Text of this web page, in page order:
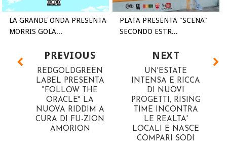
LA GRANDE ONDA PRESENTA
MORRIS GOLA...
PLATA PRESENTA "SCENA"
SECONDO ESTR...
NEXT
UN'ESTATE
INTENSA E RICCA
DI NUOVI
PROGETTI, RISING
TIME INCONTRA
LE REALTA'
LOCALI E NASCE
COMPARI SODI
PREVIOUS
REDGOLDGREEN
LABEL PRESENTA
"FOLLOW THE
ORACLE" LA
NUOVA RIDDIM A
CURA DI FU-ZION
AMORION